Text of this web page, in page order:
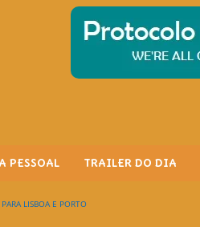
PESSOAL TRAILER DO DIA
LISBOA E PORTO